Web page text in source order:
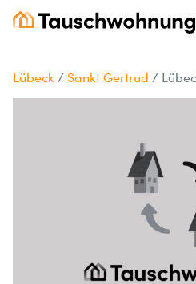
Lübeck / Sankt Gertrud /